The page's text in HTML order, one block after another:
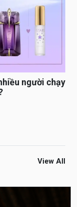
người chạy
View All